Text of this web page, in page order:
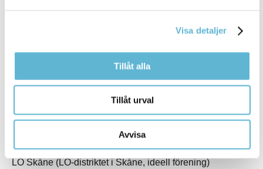
Visa detaljer
Tillåt alla
Tillåt urval
Avvisa
Kriminalvården
LF Fastighetsförmedling i Bromölla
LO Skåne (LO-distriktet i Skåne, ideell förening)